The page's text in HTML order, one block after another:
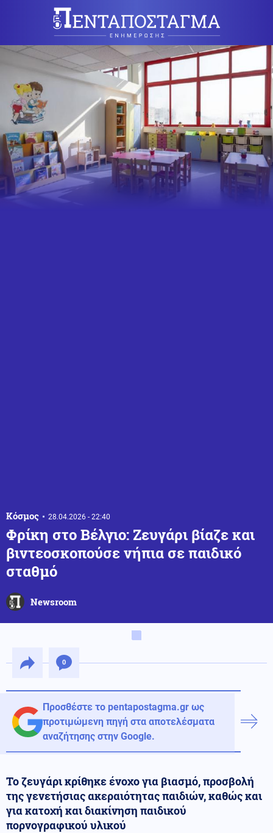
Κόσμος 28.04.2026 - 22:40
Φρίκη στο Βέλγιο: Ζευγάρι βίαζε και
βιντεοσκοπούσε νήπια σε παιδικό
σταθμό
Newsroom
0
Προσθέστε το pentapostagma.gr ως
προτιμώμενη πηγή στα αποτελέσματα
αναζήτησης στην Google.
Το ζευγάρι κρίθηκε ένοχο για βιασμό, προσβολή
της γενετήσιας ακεραιότητας παιδιών, καθώς και
για κατοχή και διακίνηση παιδικού
πορνογραφικού υλικού